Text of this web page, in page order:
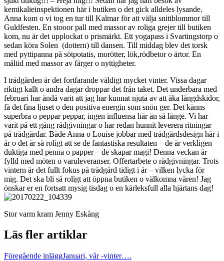
kemikalieinspektionen här i butiken o det gick alldeles lysande.
Anna kom o vi tog en tur till Kalmar för att välja snittblommor till
Guldfesten. En stooor pall med massor av roliga grejer till butiken
kom, nu är det upplockat o prismärkt. Ett yogapass i Svartingstorp o
sedan köra Solen (dottern) till dansen. Till middag blev det torsk
med pyttipanna på sötpotatis, morötter, lök,rödbetor o ärtor. En
måltid med massor av färger o nyttigheter.
I trädgården är det fortfarande väldigt mycket vinter. Vissa dagar
riktigt kallt o andra dagar droppar det från taket. Det underbara med
februari har ändå varit att jag har kunnat njuta av att åka längdskidor,
få det fina ljuset o den positiva energin som snön ger. Det känns
superbra o peppar peppar, ingen influensa här än så länge. Vi har
varit på ett gäng rådgivningar o har redan hunnit leverera ritningar
på trädgårdar. Både Anna o Louise jobbar med trädgårdsdesign här i
år o det är så roligt att se de fantastiska resultaten – de är verkligen
duktiga med penna o papper – de skapar magi! Denna veckan är
fylld med möten o varuleveranser. Offertarbete o rådgivningar. Trots
vintern är det fullt fokus på trädgård tidigt i år – vilken lycka för
mig. Det ska bli så roligt att öppna butiken o välkomna våren! Jag
önskar er en fortsatt mysig tisdag o en kärleksfull alla hjärtans dag!
Stor varm kram Jenny Eskång
Läs fler artiklar
Föregående inläggJanuari, vår -vinter….